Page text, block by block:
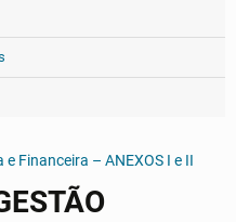
Financeira – ANEXOS I e II